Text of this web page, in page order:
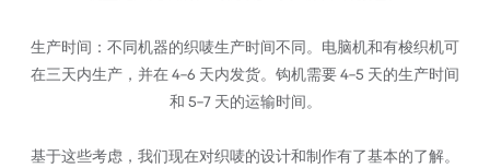
生产时间：不同机器的织唛生产时间不同。电脑机和有梭织机可
在三天内生产，并在 4-6 天内发货。钩机需要 4-5 天的生产时间
和 5-7 天的运输时间。
基于这些考虑，我们现在对织唛的设计和制作有了基本的了解。